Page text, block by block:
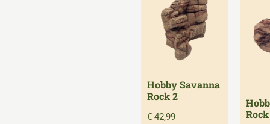
Hobby Savanna
Rock 2
€ 42,99
Rock